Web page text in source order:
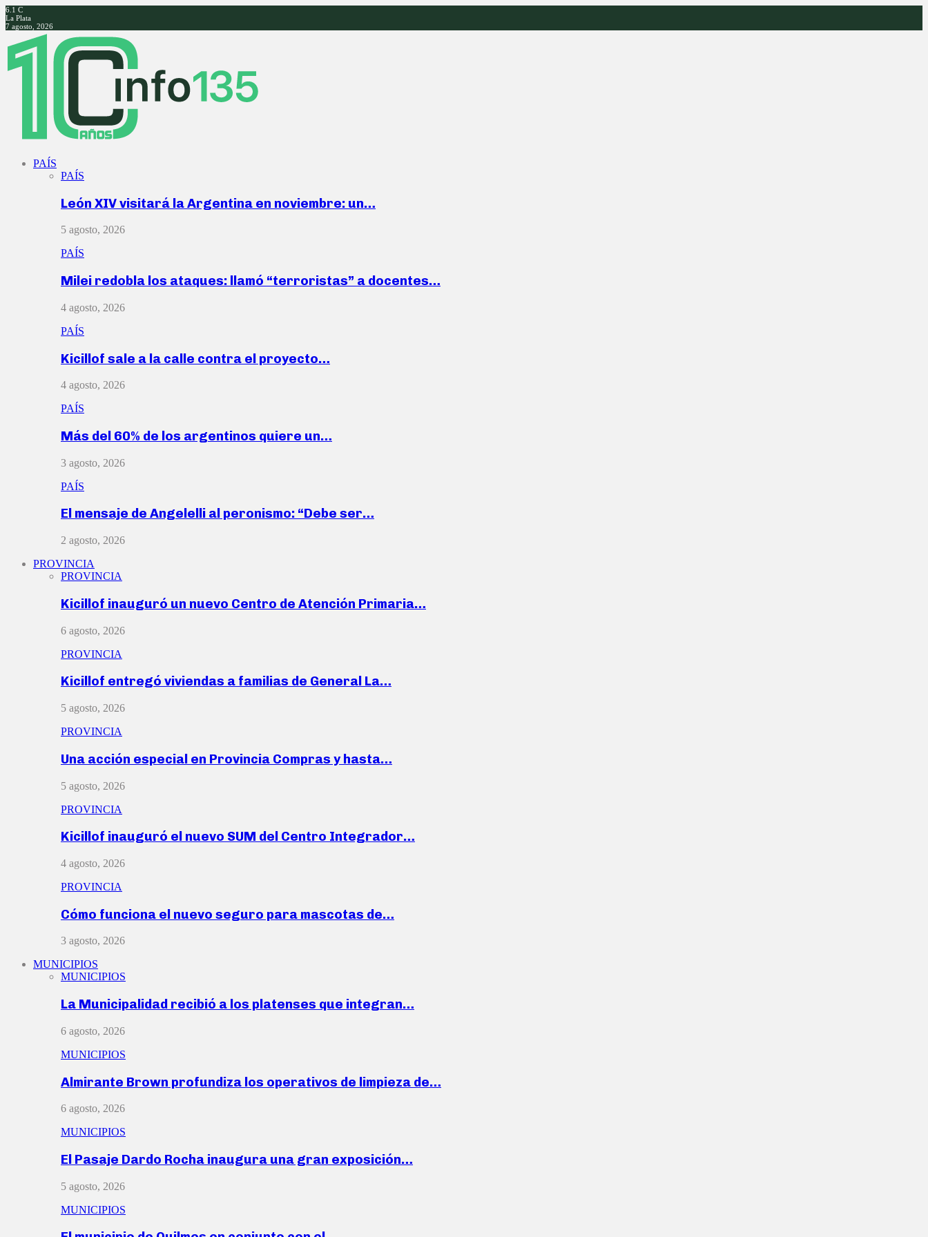
6.1 C
La Plata
7 agosto, 2026
Facebook
Twitter
Instagram
Youtube
PAÍS
PAÍS
León XIV visitará la Argentina en noviembre: un…
5 agosto, 2026
PAÍS
Milei redobla los ataques: llamó “terroristas” a docentes…
4 agosto, 2026
PAÍS
Kicillof sale a la calle contra el proyecto…
4 agosto, 2026
PAÍS
Más del 60% de los argentinos quiere un…
3 agosto, 2026
PAÍS
El mensaje de Angelelli al peronismo: “Debe ser…
2 agosto, 2026
PROVINCIA
PROVINCIA
Kicillof inauguró un nuevo Centro de Atención Primaria…
6 agosto, 2026
PROVINCIA
Kicillof entregó viviendas a familias de General La…
5 agosto, 2026
PROVINCIA
Una acción especial en Provincia Compras y hasta…
5 agosto, 2026
PROVINCIA
Kicillof inauguró el nuevo SUM del Centro Integrador…
4 agosto, 2026
PROVINCIA
Cómo funciona el nuevo seguro para mascotas de…
3 agosto, 2026
MUNICIPIOS
MUNICIPIOS
La Municipalidad recibió a los platenses que integran…
6 agosto, 2026
MUNICIPIOS
Almirante Brown profundiza los operativos de limpieza de…
6 agosto, 2026
MUNICIPIOS
El Pasaje Dardo Rocha inaugura una gran exposición…
5 agosto, 2026
MUNICIPIOS